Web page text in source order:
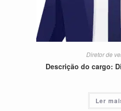
Diretor de
Descrição do cargo:
Ler